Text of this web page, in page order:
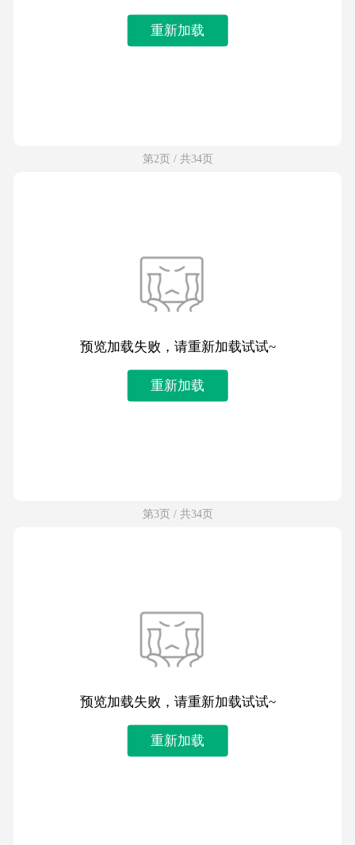
重新加载
第2页 / 共34页
预览加载失败，请重新加载试试~
重新加载
第3页 / 共34页
预览加载失败，请重新加载试试~
重新加载